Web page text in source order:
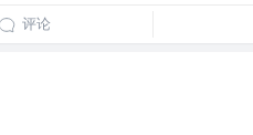
评论